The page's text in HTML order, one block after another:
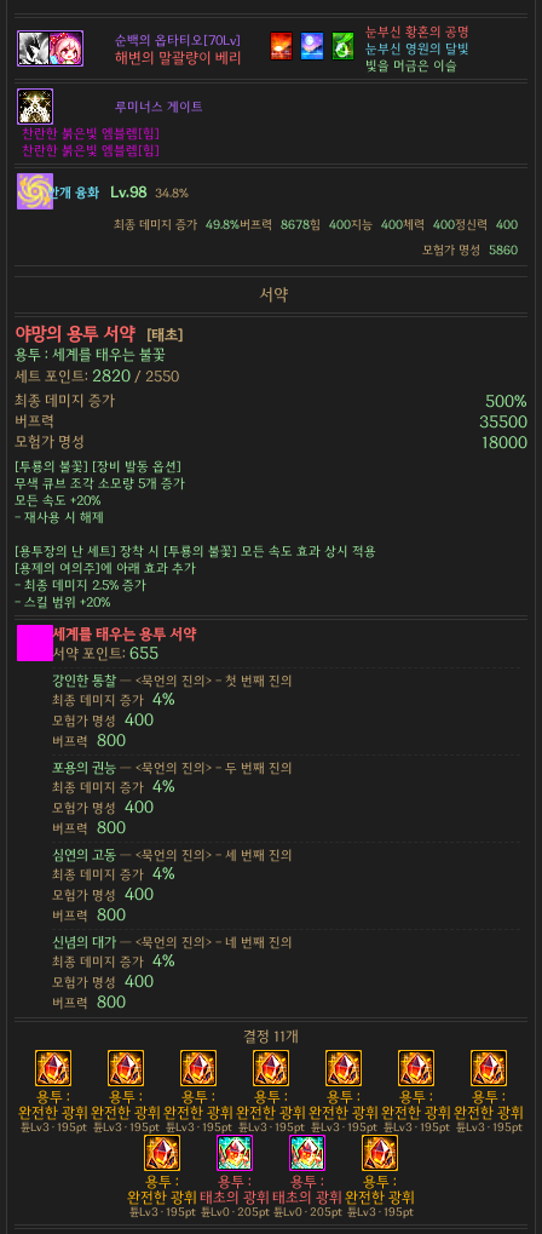
순백의 옵타티오[70Lv]
해변의 말괄량이 베리
눈부신 황혼의 공명
눈부신 영원의 달빛
빛을 머금은 이슬
루미너스 게이트
찬란한 붉은빛 엠블렘[힘]
찬란한 붉은빛 엠블렘[힘]
안개 융화 Lv.98 34.8%
최종 데미지 증가 49.8%버프력 8678힘 400지능 400체력 400정신력
400
모험가 명성
5860
서약
야망의 용투 서약
[태초]
용투 : 세계를 태우는 불꽃
세트 포인트: 2820 / 2550
최종 데미지 증가
500%
버프력 35500
모험가 명성 18000
[투룡의 불꽃] [장비 발동 옵션]
무색 큐브 조각 소모량 5개 증가
모든 속도 +20%
- 재사용 시 해제
[용투장의 난 세트] 장착 시 [투룡의 불꽃] 모든 속도 효과 상시 적용
[용제의 여의주]에 아래 효과 추가
- 최종 데미지 2.5% 증가
- 스킬 범위 +20%
세계를 태우는 용투 서약
서약 포인트:655
강인한 통찰— <묵언의 진의> - 첫 번째 진의
최종 데미지 증가 4%
모험가 명성 400
버프력 800
포용의 권능— <묵언의 진의> - 두 번째 진의
최종 데미지 증가 4%
모험가 명성 400
버프력 800
심연의 고동— <묵언의 진의> - 세 번째 진의
최종 데미지 증가 4%
모험가 명성 400
버프력 800
신념의 대가— <묵언의 진의> - 네 번째 진의
최종 데미지 증가 4%
모험가 명성 400
버프력 800
결정 11개
용투 :
완전한 광휘
튠Lv3 · 195pt
용투 :
완전한 광휘
튠Lv3 · 195pt
용투 :
완전한 광휘
튠Lv3 · 195pt
용투 :
완전한 광휘
튠Lv3 · 195pt
용투 :
완전한 광휘
튠Lv3 · 195pt
용투 :
완전한 광휘
튠Lv3 · 195pt
용투 :
완전한 광휘
튠Lv3 · 195pt
용투 :
완전한 광휘
튠Lv3 · 195pt
용투 :
태초의 광휘
튠Lv0 · 205pt
용투 :
태초의 광휘
튠Lv0 · 205pt
용투 :
완전한 광휘
튠Lv3 · 195pt